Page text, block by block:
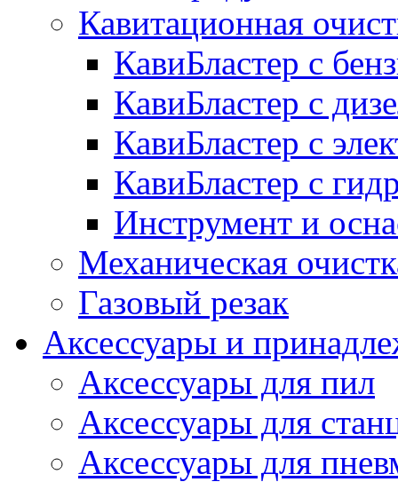
Кавитационная
КавиБластер с
КавиБластер с
КавиБластер с
КавиБластер с
Инструмент и
Механическая
Газовый резак
Аксессуары и
Аксессуары для пил
Аксессуары для
Аксессуары для